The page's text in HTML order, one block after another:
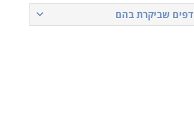
דפים שביקרת בהם